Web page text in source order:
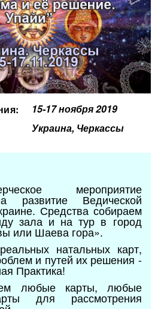
15-17 ноября 2019
Украина, Черкассы
мероприятие
развитие Ведической
Средства собираем
зала и на тур в город
или Шаева гора».
натальных карт,
и путей их решения -
Практика!
любые карты, любые
для рассмотрения